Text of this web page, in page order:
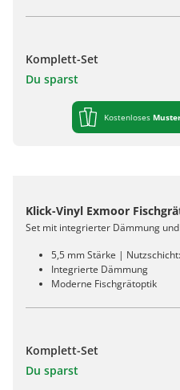
Komplett-Set
Du sparst
Kostenloses
Klick-Vinyl Exmoor
Set mit integrierter Dämmung
5,5 mm Stärke |
Integrierte Dämmung
Moderne Fischgrätoptik
Komplett-Set
Du sparst